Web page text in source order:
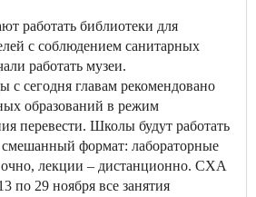
работать библиотеки для
с соблюдением санитарных
работать музеи.
с сегодня главам рекомендовано
образований в режим
перевести. Школы будут работать
формат: лабораторные
лекции – дистанционно. СХА
по 29 ноября все занятия